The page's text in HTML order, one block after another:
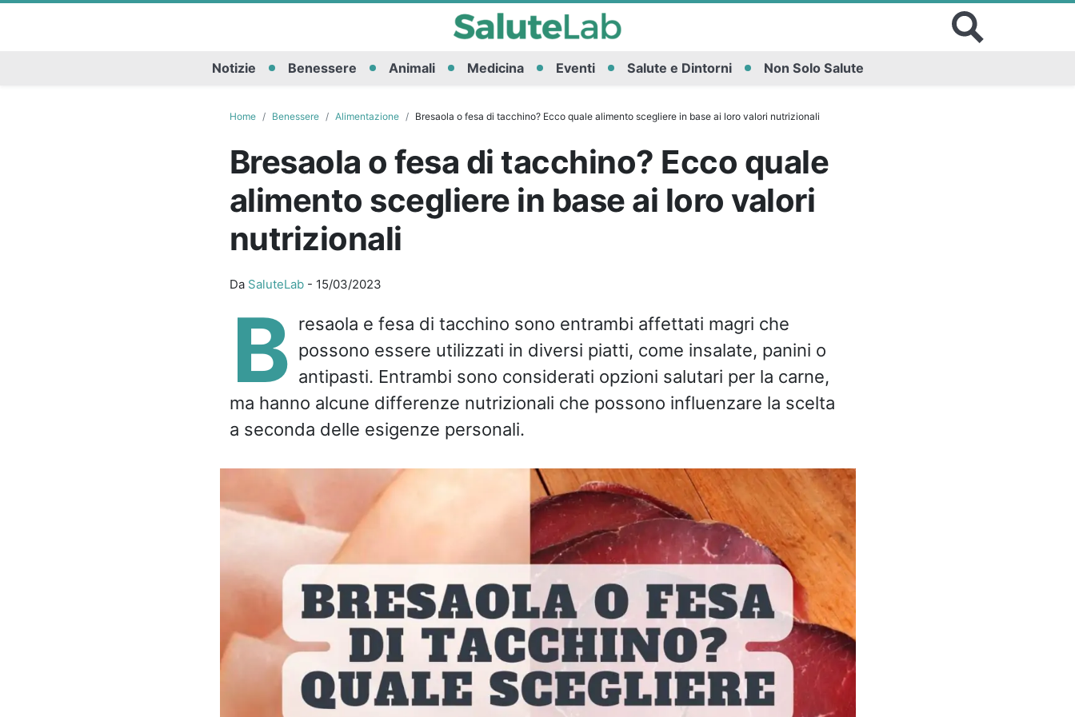
Notizie Benessere Animali Medicina Eventi Salute e Dintorni Non Solo Salute
Home Benessere Alimentazione Bresaola o fesa di tacchino? Ecco quale alimento scegliere in base ai loro valori nutrizionali
Bresaola o fesa di tacchino? Ecco quale
alimento scegliere in base ai loro valori
nutrizionali
Da SaluteLab- 15/03/2023
B resaola e fesa di tacchino sono entrambi affettati magri che
possono essere utilizzati in diversi piatti, come insalate, panini o
antipasti. Entrambi sono considerati opzioni salutari per la carne,
ma hanno alcune differenze nutrizionali che possono influenzare la scelta
a seconda delle esigenze personali.